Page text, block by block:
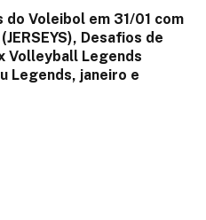
do Voleibol em 31/01 com
Desafios de
Volleyball Legends
Legends, janeiro e